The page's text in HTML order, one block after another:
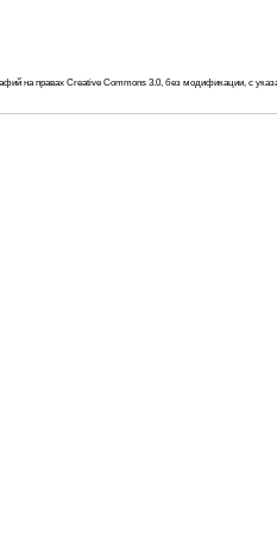
на правах Creative Commons 3.0, без модификации, с